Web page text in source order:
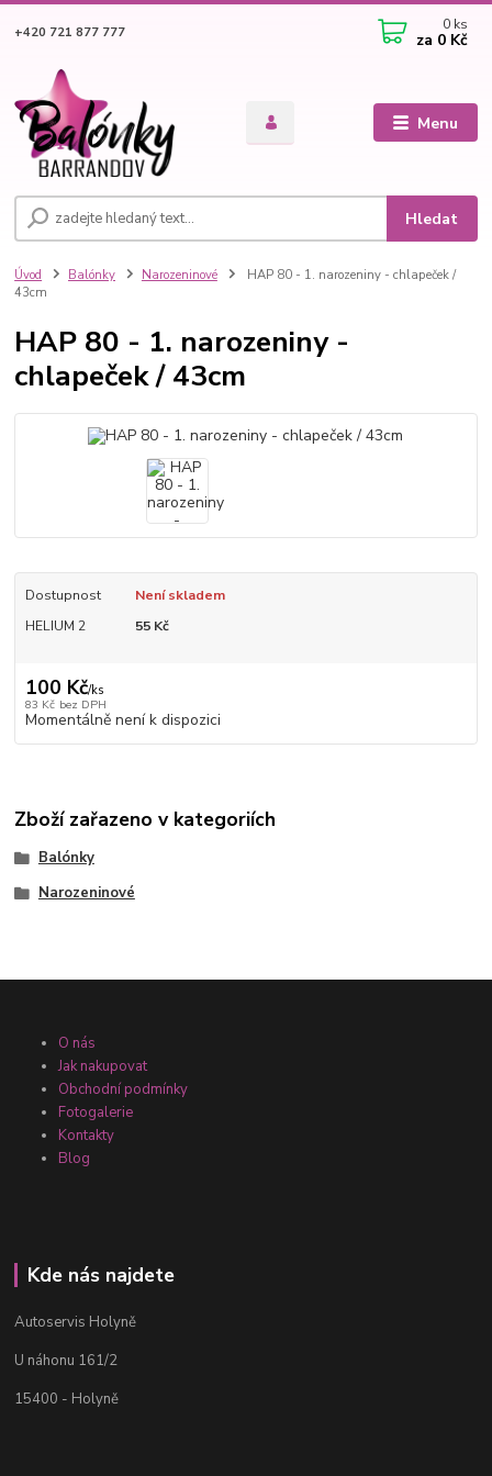
Menu
Hledat
+420 721 877 777 0 ks
za 0 Kč
Úvod Balónky Narozeninové
HAP 80 - 1. narozeniny - chlapeček /
43cm
HAP 80 - 1. narozeniny -
chlapeček / 43cm
Dostupnost
Není skladem
HELIUM 2
55 Kč
100 Kč/ks
83 Kč bez DPH
Momentálně není k dispozici
Zboží zařazeno v kategoriích
Balónky
Narozeninové
O nás
Jak nakupovat
Obchodní podmínky
Fotogalerie
Kontakty
Blog
Kde nás najdete
Autoservis Holyně
U náhonu 161/2
15400 - Holyně